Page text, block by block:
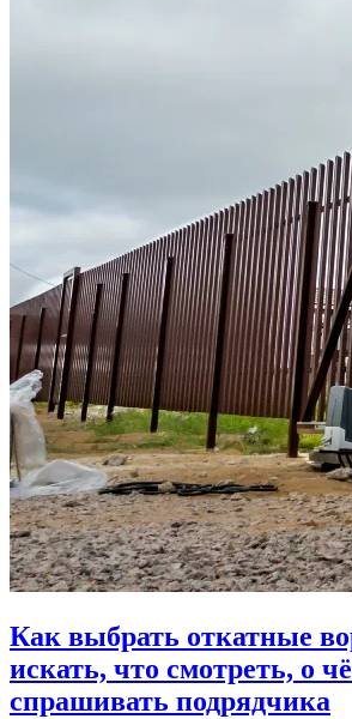
Как выбрать откатные
искать, что смотреть, о
спрашивать подрядчика